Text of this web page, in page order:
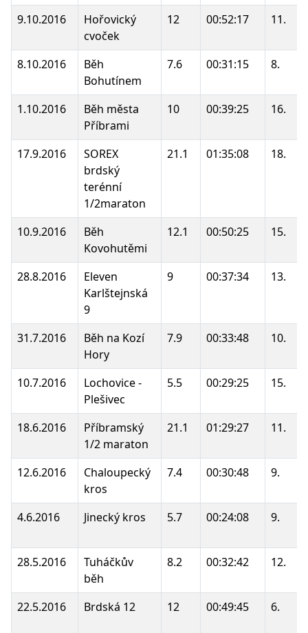
9.10.2016
Hořovický
cvoček
12 00:52:17 11.
8.10.2016
Běh
Bohutínem
7.6 00:31:15 8.
1.10.2016
Běh města
Příbrami
10 00:39:25 16.
17.9.2016
SOREX
brdský
terénní
1/2maraton
21.1 01:35:08 18.
10.9.2016
Běh
Kovohutěmi
12.1 00:50:25 15.
28.8.2016
Eleven
Karlštejnská
9
9 00:37:34 13.
31.7.2016
Běh na Kozí
Hory
7.9 00:33:48 10.
10.7.2016
Lochovice -
Plešivec
5.5 00:29:25 15.
18.6.2016
Příbramský
1/2 maraton
21.1 01:29:27 11.
12.6.2016
Chaloupecký
kros
7.4 00:30:48 9.
4.6.2016 Jinecký kros 5.7 00:24:08 9.
28.5.2016
Tuháčkův
běh
8.2 00:32:42 12.
22.5.2016 Brdská 12 12 00:49:45 6.